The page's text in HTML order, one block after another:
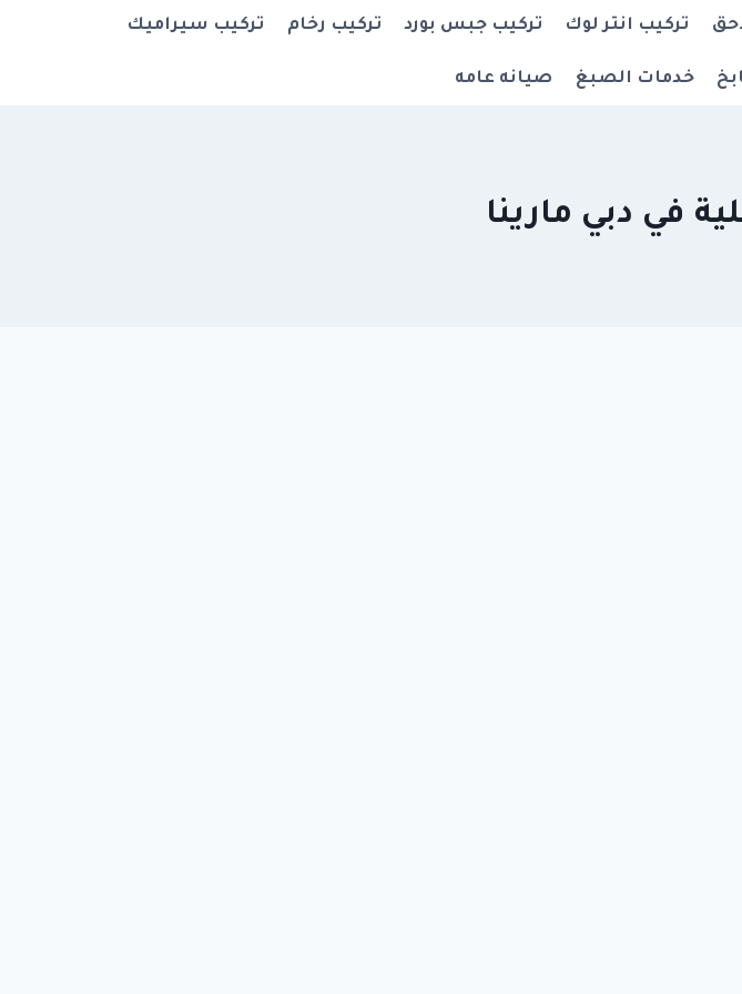
تركيب انتر لوك تركيب جبس بورد تركيب رخام تركيب سيراميك
خدمات الصبغ صيانه عامه
في دبي مارينا